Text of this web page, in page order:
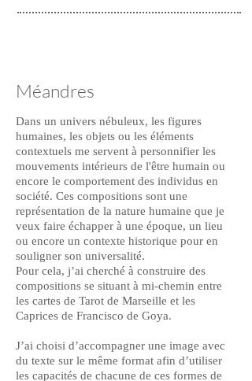
Méandres
Dans un univers nébuleux, les figures
humaines, les objets ou les éléments
contextuels me servent à personnifier les
mouvements intérieurs de l'être humain ou
encore le comportement des individus en
société. Ces compositions sont une
représentation de la nature humaine que je
veux faire échapper à une époque, un lieu
ou encore un contexte historique pour en
souligner son universalité.
Pour cela, j’ai cherché à construire des
compositions se situant à mi-chemin entre
les cartes de Tarot de Marseille et les
Caprices de Francisco de Goya.
J’ai choisi d’accompagner une image avec
du texte sur le même format afin d’utiliser
les capacités de chacune de ces formes de